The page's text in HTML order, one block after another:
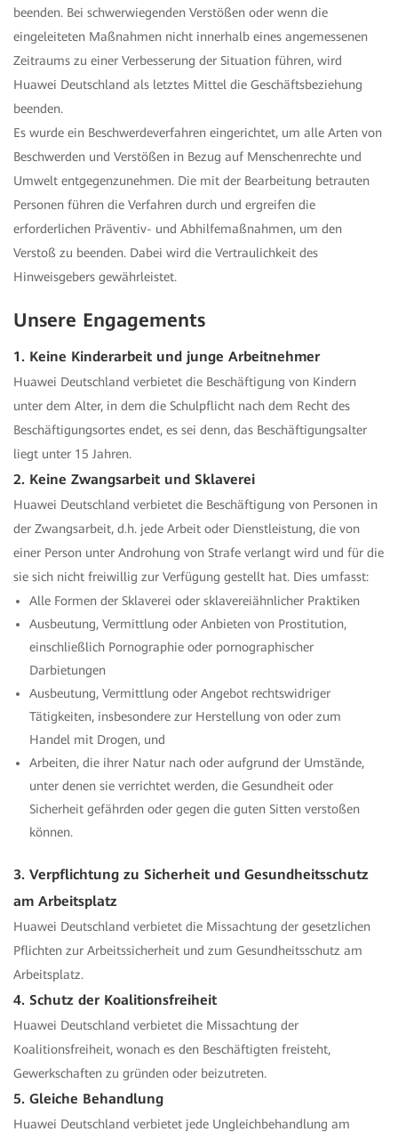
beenden. Bei schwerwiegenden Verstößen oder wenn die
eingeleiteten Maßnahmen nicht innerhalb eines angemessenen
Zeitraums zu einer Verbesserung der Situation führen, wird
Huawei Deutschland als letztes Mittel die Geschäftsbeziehung
beenden.
Es wurde ein Beschwerdeverfahren eingerichtet, um alle Arten von
Beschwerden und Verstößen in Bezug auf Menschenrechte und
Umwelt entgegenzunehmen. Die mit der Bearbeitung betrauten
Personen führen die Verfahren durch und ergreifen die
erforderlichen Präventiv- und Abhilfemaßnahmen, um den
Verstoß zu beenden. Dabei wird die Vertraulichkeit des
Hinweisgebers gewährleistet.
Unsere Engagements
1. Keine Kinderarbeit und junge Arbeitnehmer
Huawei Deutschland verbietet die Beschäftigung von Kindern
unter dem Alter, in dem die Schulpflicht nach dem Recht des
Beschäftigungsortes endet, es sei denn, das Beschäftigungsalter
liegt unter 15 Jahren.
2. Keine Zwangsarbeit und Sklaverei
Huawei Deutschland verbietet die Beschäftigung von Personen in
der Zwangsarbeit, d.h. jede Arbeit oder Dienstleistung, die von
einer Person unter Androhung von Strafe verlangt wird und für die
sie sich nicht freiwillig zur Verfügung gestellt hat. Dies umfasst:
Alle Formen der Sklaverei oder sklavereiähnlicher Praktiken
Ausbeutung, Vermittlung oder Anbieten von Prostitution,
einschließlich Pornographie oder pornographischer
Darbietungen
Ausbeutung, Vermittlung oder Angebot rechtswidriger
Tätigkeiten, insbesondere zur Herstellung von oder zum
Handel mit Drogen, und
Arbeiten, die ihrer Natur nach oder aufgrund der Umstände,
unter denen sie verrichtet werden, die Gesundheit oder
Sicherheit gefährden oder gegen die guten Sitten verstoßen
können.
3. Verpflichtung zu Sicherheit und Gesundheitsschutz
am Arbeitsplatz
Huawei Deutschland verbietet die Missachtung der gesetzlichen
Pflichten zur Arbeitssicherheit und zum Gesundheitsschutz am
Arbeitsplatz.
4. Schutz der Koalitionsfreiheit
Huawei Deutschland verbietet die Missachtung der
Koalitionsfreiheit, wonach es den Beschäftigten freisteht,
Gewerkschaften zu gründen oder beizutreten.
5. Gleiche Behandlung
Huawei Deutschland verbietet jede Ungleichbehandlung am